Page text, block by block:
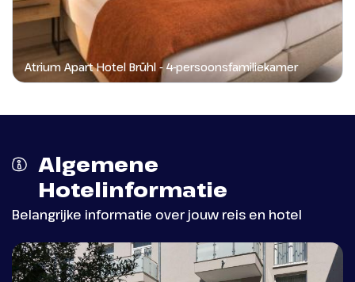
Atrium Apart Hotel Brühl - 4-persoonsfamiliekamer
Algemene
Hotelinformatie
Belangrijke informatie over jouw reis en hotel
Phantasialand - Rookburgh - F.L.Y.
Ga op avontuur in